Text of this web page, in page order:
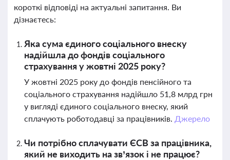
короткі відповіді на актуальні запитання. Ви
дізнаєтесь:
Яка сума єдиного соціального внеску
надійшла до фондів соціального
страхування у жовтні 2025 року?
У жовтні 2025 року до фондів пенсійного та
соціального страхування надійшло 51,8 млрд грн
у вигляді єдиного соціального внеску, який
сплачують роботодавці за працівників. Джерело
Чи потрібно сплачувати ЄСВ за працівника,
який не виходить на зв’язок і не працює?